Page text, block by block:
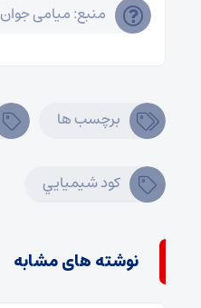
منبع: میامی جوان
برچسب ها
کود شيميايي
نوشته های مشابه